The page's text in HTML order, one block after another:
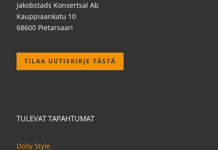
Jakobstads Konsertsal Ab
Kauppiaankatu 10
68600 Pietarsaari
TILAA UUTISKIRJE TÄSTÄ
TULEVAT TAPAHTUMAT
Dolly Style